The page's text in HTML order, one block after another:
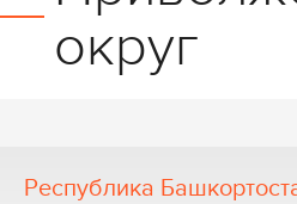
округ
Республика